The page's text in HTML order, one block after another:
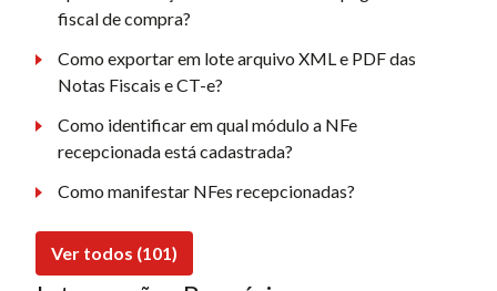
fiscal de compra?
Como exportar em lote arquivo XML e PDF das
Notas Fiscais e CT-e?
Como identificar em qual módulo a NFe
recepcionada está cadastrada?
Como manifestar NFes recepcionadas?
Ver todos (101)